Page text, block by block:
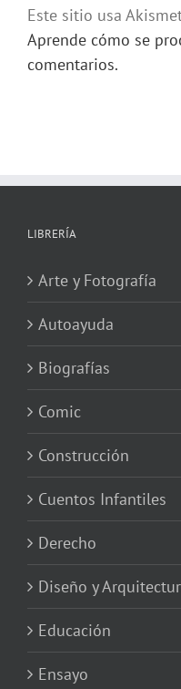
Este sitio usa
Aprende cómo se
comentarios.
LIBRERÍA
Arte y Fotografía
Autoayuda
Biografías
Comic
Construcción
Cuentos Infantiles
Derecho
Diseño y
Educación
Ensayo